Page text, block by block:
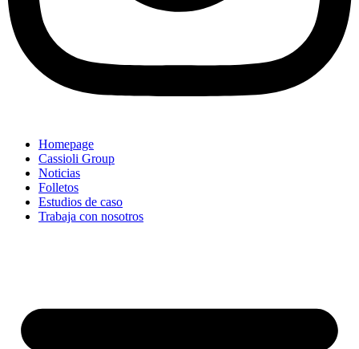
Homepage
Cassioli Group
Noticias
Folletos
Estudios de caso
Trabaja con nosotros